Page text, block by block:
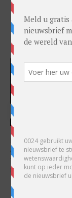
Hoofdredacteur en
ondernemer in hart en
Wijnschenk is uitgeven
horloges.